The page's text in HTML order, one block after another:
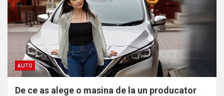
AUTO
De ce as alege o masina de la un producator